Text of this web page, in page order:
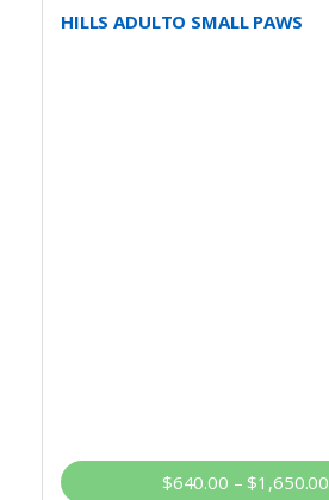
HILLS ADULTO SMALL PAWS
$640.00 – $1,650.00